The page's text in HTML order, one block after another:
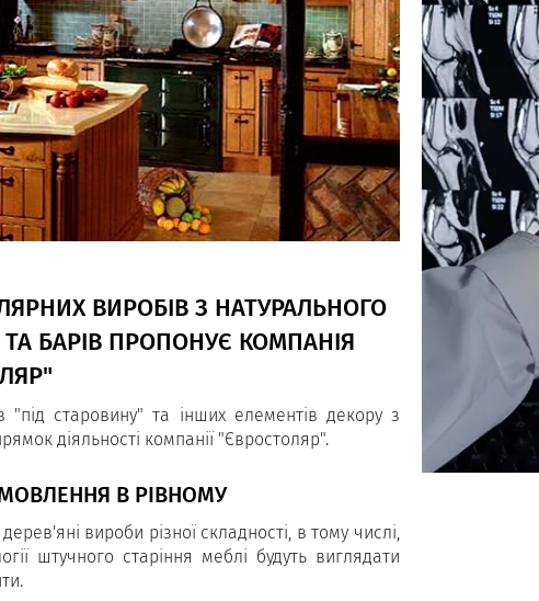
ВИРОБІВ З НАТУРАЛЬНОГО
БАРІВ ПРОПОНУЄ КОМПАНІЯ
"під старовину" та інших елементів декору з
діяльності компанії "Євростоляр".
В РІВНОМУ
вироби різної складності, в тому числі,
штучного старіння меблі будуть виглядати